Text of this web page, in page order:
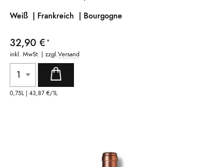
Weiß | Frankreich | Bourgogne
32,90 €
inkl. MwSt. | zzgl.Versand
0,75L | 43,87 €/1L